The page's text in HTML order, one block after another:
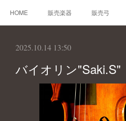
HOME 販売楽器 販売弓
2025.10.14 13:50
バイオリン"Saki.S"